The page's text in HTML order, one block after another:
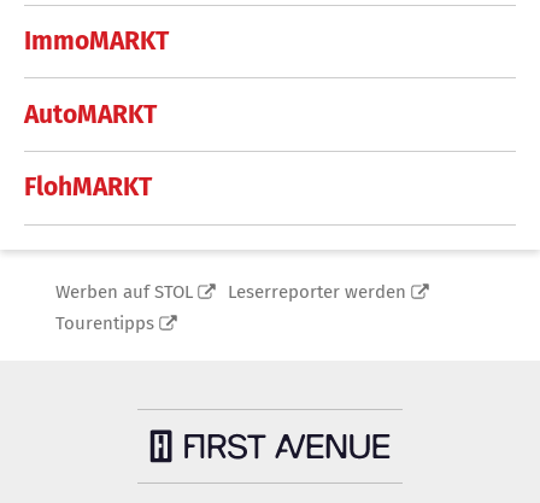
ImmoMARKT
AutoMARKT
FlohMARKT
Werben auf STOL
Leserreporter werden
Tourentipps